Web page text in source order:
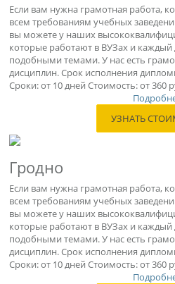
Если вам нужна грамотная работа,
всем требованиям учебных
вы можете у наших
которые работают в ВУЗах и каждый
подобными темами. У нас есть
дисциплин. Срок исполнения
Сроки: от 10 дней Стоимость: от 360
УЗНАТЬ
Гродно
Если вам нужна грамотная работа,
всем требованиям учебных
вы можете у наших
которые работают в ВУЗах и каждый
подобными темами. У нас есть
дисциплин. Срок исполнения
Сроки: от 10 дней Стоимость: от 360